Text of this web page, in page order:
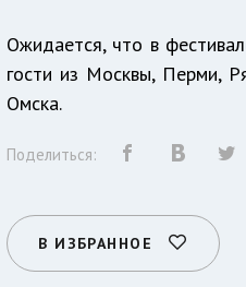
Ожидается, что в
гости из Москвы, Перми,
Омска.
Поделиться:
В ИЗБРАННОЕ